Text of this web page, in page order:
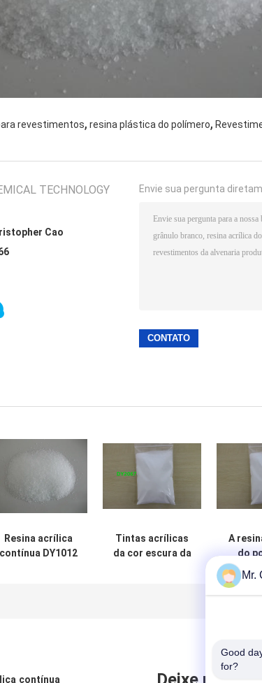
revestimentos, resina plástica do polímero,
TECHNOLOGY
Cao
Envie sua pergunta
Resina acrílica
contínua DY1012
Tintas acrílicas
da cor escura da
A
do
contínua
Mr.
Good
for?